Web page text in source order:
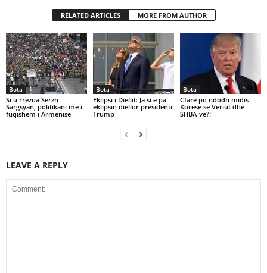
RELATED ARTICLES MORE FROM AUTHOR
Bota
Si u rrëzua Serzh
Sargsyan, politikani më i
fuqishëm i Armenisë
Bota
Eklipsi i Diellit: Ja si e pa
eklipsin diellor presidenti
Trump
Bota
Cfarë po ndodh midis
Koresë së Veriut dhe
SHBA-ve?!
LEAVE A REPLY